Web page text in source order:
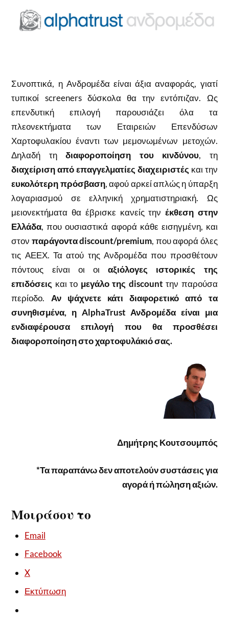
Συνοπτικά, η Ανδρομέδα είναι άξια αναφοράς, γιατί
τυπικοί screeners δύσκολα θα την εντόπιζαν. Ως
επενδυτική επιλογή παρουσιάζει όλα τα
πλεονεκτήματα των Εταιρειών Επενδύσων
Χαρτοφυλακίου έναντι των μεμονωμένων μετοχών.
Δηλαδή τηδιαφοροποίηση του κινδύνου, τη
διαχείριση από επαγγελματίες διαχειριστές και την
ευκολότερη πρόσβαση, αφού αρκεί απλώς η ύπαρξη
λογαριασμού σε ελληνική χρηματιστηριακή. Ως
μειονεκτήματα θα έβρισκε κανείς την έκθεση στην
Ελλάδα, που ουσιαστικά αφορά κάθε εισηγμένη, και
στον παράγοντα discount/premium, που αφορά όλες
τις ΑΕΕΧ. Τα ατού της Ανδρομέδα που προσθέτουν
πόντους είναι οι οιαξιόλογες ιστορικές της
επιδόσεις και το μεγάλο της discount την παρούσα
περίοδο. Αν ψάχνετε κάτι διαφορετικό από τα
συνηθισμένα, η AlphaTrust Ανδρομέδα είναι μια
ενδιαφέρουσα επιλογή που θα προσθέσει
διαφοροποίηση στο χαρτοφυλάκιό σας.
Δημήτρης Κουτσουμπός
*Τα παραπάνω δεν αποτελούν συστάσεις για
αγορά ή πώληση αξιών.
Μοιράσου το
Email
Facebook
X
Εκτύπωση